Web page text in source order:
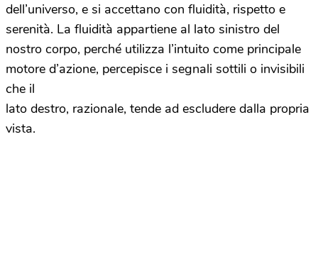
dell’universo, e si accettano con fluidità, rispetto e
serenità. La fluidità appartiene al lato sinistro del
nostro corpo, perché utilizza l’intuito come principale
motore d’azione, percepisce i segnali sottili o invisibili
che il
lato destro, razionale, tende ad escludere dalla propria
vista.